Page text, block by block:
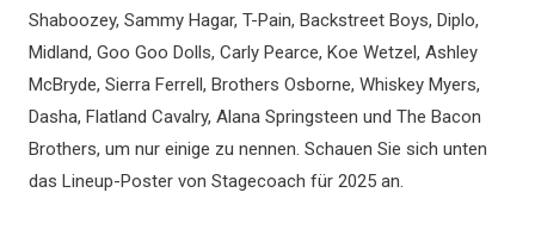
Shaboozey, Sammy Hagar, T-Pain, Backstreet Boys, Diplo,
Midland, Goo Goo Dolls, Carly Pearce, Koe Wetzel, Ashley
McBryde, Sierra Ferrell, Brothers Osborne, Whiskey Myers,
Dasha, Flatland Cavalry, Alana Springsteen und The Bacon
Brothers, um nur einige zu nennen. Schauen Sie sich unten
das Lineup-Poster von Stagecoach für 2025 an.